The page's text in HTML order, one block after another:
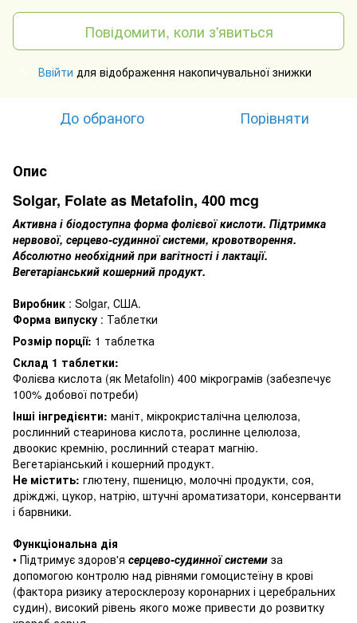
Повідомити, коли з'явиться
Ввійти для відображення накопичувальної знижки
До обраного Порівняти
Опис
Solgar, Folate as Metafolin, 400 mcg
Активна і біодоступна форма фолієвої кислоти. Підтримка
нервової, серцево-судинної системи, кровотворення.
Абсолютно необхідний при вагітності і лактації.
Вегетаріанський кошерний продукт.
Виробник : Solgar, США.
Форма випуску : Таблетки
Розмір порції: 1 таблетка
Склад 1 таблетки:
Фолієва кислота (як Metafolin) 400 мікрограмів (забезпечує
100% добової потреби)
Інші інгредієнти: маніт, мікрокристалічна целюлоза,
рослинний стеаринова кислота, рослинне целюлоза,
двоокис кремнію, рослинний стеарат магнію.
Вегетаріанський і кошерний продукт.
Не містить: глютену, пшеницю, молочні продукти, соя,
дріжджі, цукор, натрію, штучні ароматизатори, консерванти
і барвники.
Функціональна дія
• Підтримує здоров'я серцево-судинної системи за
допомогою контролю над рівнями гомоцистеїну в крові
(фактора ризику атеросклерозу коронарних і церебральних
судин), високий рівень якого може привести до розвитку